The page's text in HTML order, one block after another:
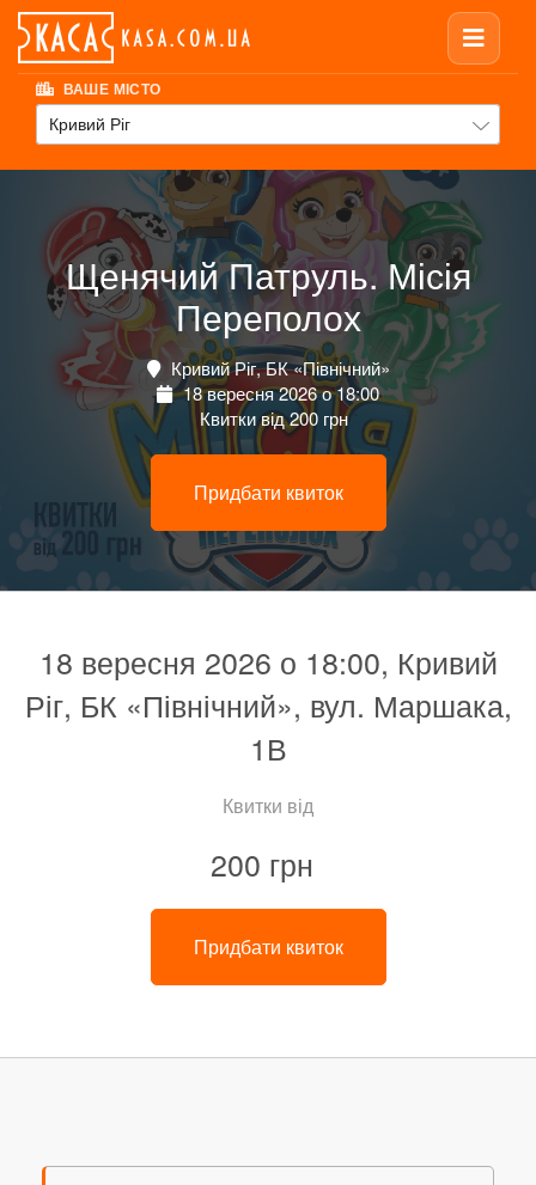
ВАШЕ МІСТО
Кривий Ріг
Щенячий Патруль. Місія
Переполох
Кривий Ріг, БК «Північний»
18 вересня 2026 о 18:00
Квитки від 200 грн
Придбати квиток
18 вересня 2026 о 18:00, Кривий
Ріг, БК «Північний», вул. Маршака,
1В
Квитки від
200 грн
Придбати квиток